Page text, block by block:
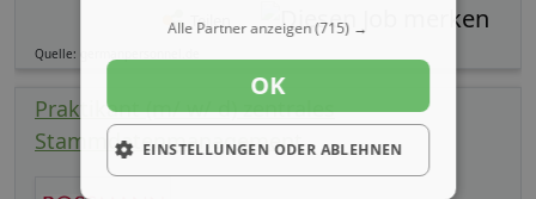
Teilen
Quelle: germanpersonnel.de
Praktikant (m/ w/ d) zentrales
Stammdatenmanagement
Alle Partner anzeigen(715) →
OK
EINSTELLUNGEN ODER ABLEHNEN